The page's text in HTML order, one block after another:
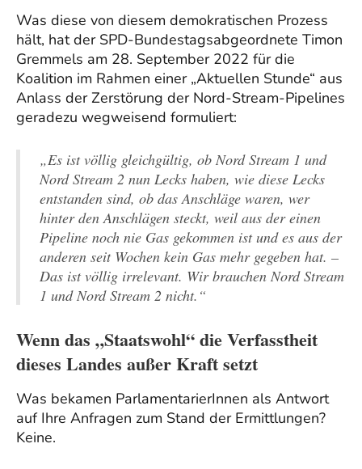
Was diese von diesem demokratischen Prozess
hält, hat der SPD-Bundestagsabgeordnete Timon
Gremmels am 28. September 2022 für die
Koalition im Rahmen einer „Aktuellen Stunde“ aus
Anlass der Zerstörung der Nord-Stream-Pipelines
geradezu wegweisend formuliert:
„Es ist völlig gleichgültig, ob Nord Stream 1 und
Nord Stream 2 nun Lecks haben, wie diese Lecks
entstanden sind, ob das Anschläge waren, wer
hinter den Anschlägen steckt, weil aus der einen
Pipeline noch nie Gas gekommen ist und es aus der
anderen seit Wochen kein Gas mehr gegeben hat. –
Das ist völlig irrelevant. Wir brauchen Nord Stream
1 und Nord Stream 2 nicht.“
Wenn das „Staatswohl“ die Verfasstheit
dieses Landes außer Kraft setzt
Was bekamen ParlamentarierInnen als Antwort
auf Ihre Anfragen zum Stand der Ermittlungen?
Keine.